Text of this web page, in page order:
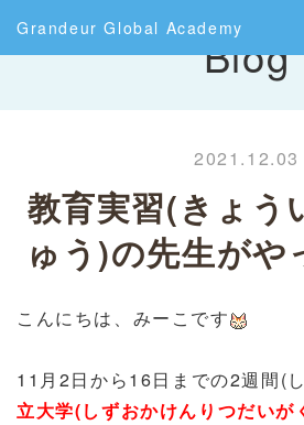
Grandeur Global AcademyBlog
2021.12.03
教育実習(きょう
ゅう)の先生がや
こんにちは、みーこです
11月2日から16日までの2週間(
立大学(しずおかけんりつだいが